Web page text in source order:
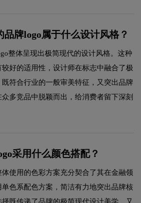
品牌logo属于什么设计风格？
整体呈现出极简现代的设计风格。这种
较好的适用性，设计师在标志中融合了极
符合行业的一般审美特征，又突出品牌
多竞品中脱颖而出，给消费者留下深刻
采用什么颜色搭配？
使用的色彩方案充分契合了其在金融领
色系配色方案，简洁有力地突出品牌核